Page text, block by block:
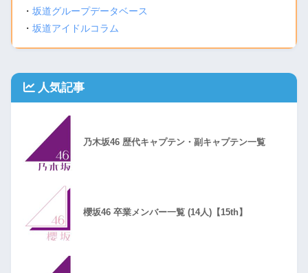
・坂道グループデータベース
・坂道アイドルコラム
人気記事
乃木坂46 歴代キャプテン・副キャプテン一覧
櫻坂46 卒業メンバー一覧 (14人)【15th】